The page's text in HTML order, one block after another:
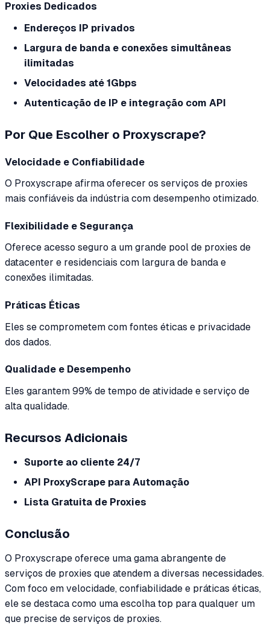
Proxies Dedicados
Endereços IP privados
Largura de banda e conexões simultâneas
ilimitadas
Velocidades até 1Gbps
Autenticação de IP e integração com API
Por Que Escolher o Proxyscrape?
Velocidade e Confiabilidade
O Proxyscrape afirma oferecer os serviços de proxies
mais confiáveis da indústria com desempenho otimizado.
Flexibilidade e Segurança
Oferece acesso seguro a um grande pool de proxies de
datacenter e residenciais com largura de banda e
conexões ilimitadas.
Práticas Éticas
Eles se comprometem com fontes éticas e privacidade
dos dados.
Qualidade e Desempenho
Eles garantem 99% de tempo de atividade e serviço de
alta qualidade.
Recursos Adicionais
Suporte ao cliente 24/7
API ProxyScrape para Automação
Lista Gratuita de Proxies
Conclusão
O Proxyscrape oferece uma gama abrangente de
serviços de proxies que atendem a diversas necessidades.
Com foco em velocidade, confiabilidade e práticas éticas,
ele se destaca como uma escolha top para qualquer um
que precise de serviços de proxies.